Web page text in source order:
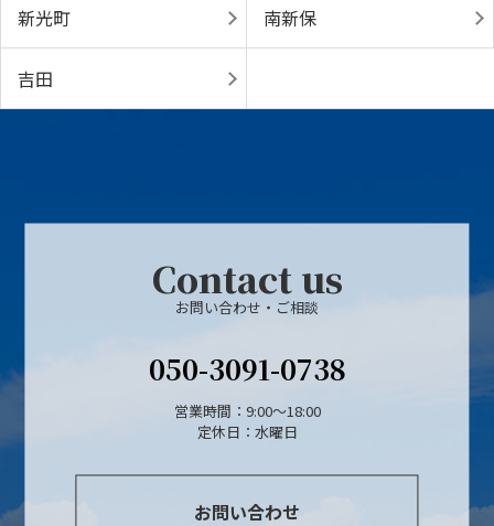
新光町 南新保
吉田
Contact us
お問い合わせ・ご相談
050-3091-0738
営業時間：9:00～18:00
定休日：水曜日
お問い合わせ